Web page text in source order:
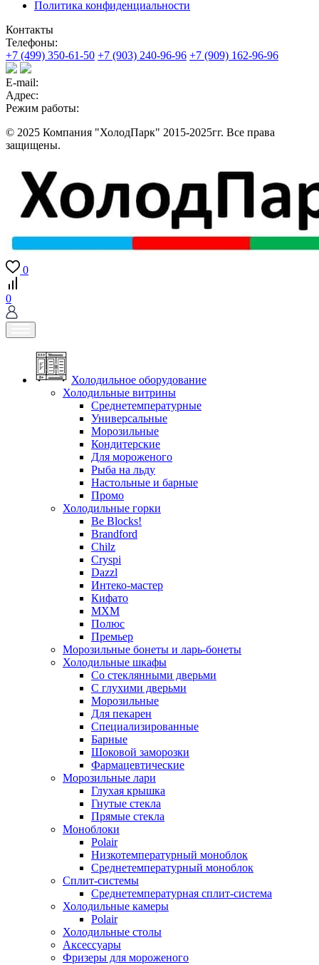
Политика конфиденциальности
Контакты
Телефоны:
+7 (499) 350-61-50 +7 (903) 240-96-96 +7 (909) 162-96-96
E-mail:
Адрес:
Режим работы:
© 2025 Компания "ХолодПарк" 2015-2025гг. Все права
защищены.
0
0
Холодильное оборудование
Холодильные витрины
Среднетемпературные
Универсальные
Морозильные
Кондитерские
Для мороженого
Рыба на льду
Настольные и барные
Промо
Холодильные горки
Be Blocks!
Brandford
Chilz
Cryspi
Dazzl
Интеко-мастер
Кифато
МХМ
Полюс
Премьер
Морозильные бонеты и ларь-бонеты
Холодильные шкафы
Со стеклянными дверьми
С глухими дверьми
Морозильные
Для пекарен
Специализированные
Барные
Шоковой заморозки
Фармацевтические
Морозильные лари
Глухая крышка
Гнутые стекла
Прямые стекла
Моноблоки
Polair
Низкотемпературный моноблок
Среднетемпературный моноблок
Сплит-системы
Среднетемпературная сплит-система
Холодильные камеры
Polair
Холодильные столы
Аксессуары
Фризеры для мороженого